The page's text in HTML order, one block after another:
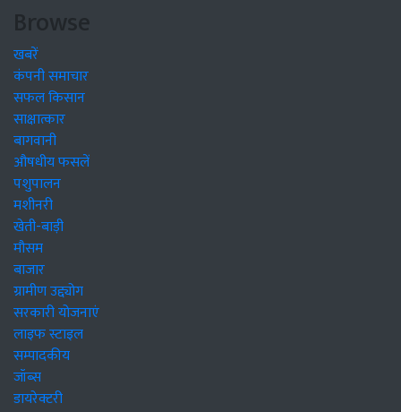
Browse
खबरें
कंपनी समाचार
सफल किसान
साक्षात्कार
बागवानी
औषधीय फसलें
पशुपालन
मशीनरी
खेती-बाड़ी
मौसम
बाजार
ग्रामीण उद्द्योग
सरकारी योजनाएं
लाइफ स्टाइल
सम्पादकीय
जॉब्स
डायरेक्टरी